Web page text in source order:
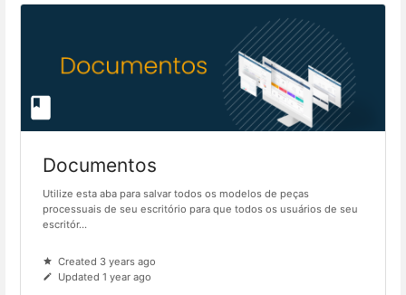
Documentos
Utilize esta aba para salvar todos os modelos de peças
processuais de seu escritório para que todos os usuários de seu
escritór...
Created 3 years ago
Updated 1 year ago